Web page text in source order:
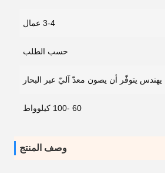
3-4 عمال
حسب الطلب
يهندس يتوفّر أن يصون معدّ آليّ عبر البحار
60 -100 كيلوواط
وصف المنتج